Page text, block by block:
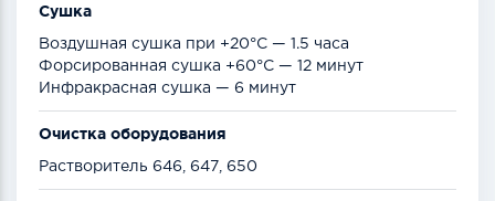
Сушка
Воздушная сушка при +20°С — 1.5 часа
Форсированная сушка +60°С — 12 минут
Инфракрасная сушка — 6 минут
Очистка оборудования
Растворитель 646, 647, 650